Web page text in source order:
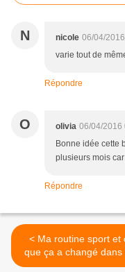
N nicole 06/04/
varie tout de
Répondre
O olivia 06/04/2016
Bonne idée cette
plusieurs mois
Répondre
< Ma routine sport et ce
que ça a changé dans
vie